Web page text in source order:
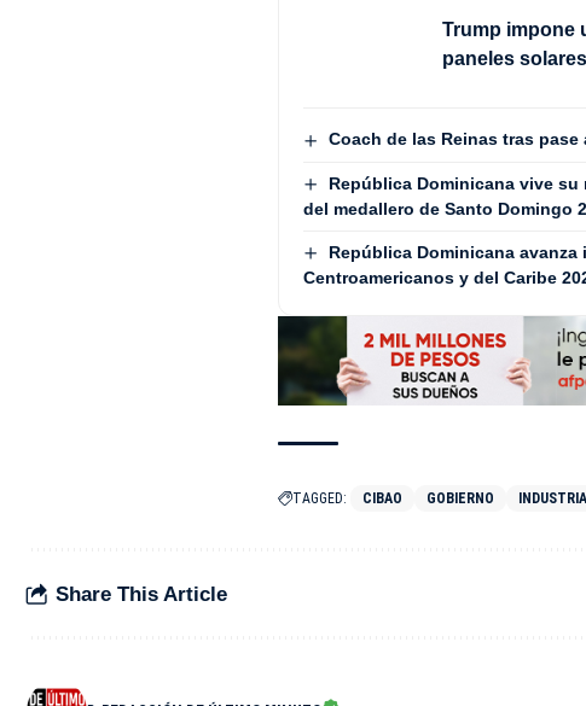
Trump impone
paneles
Coach de las Reinas tras
República Dominicana vive
del medallero de Santo Domingo
República Dominicana
Centroamericanos y del Caribe
TAGGED: CIBAO GOBIERNO
Share This Article